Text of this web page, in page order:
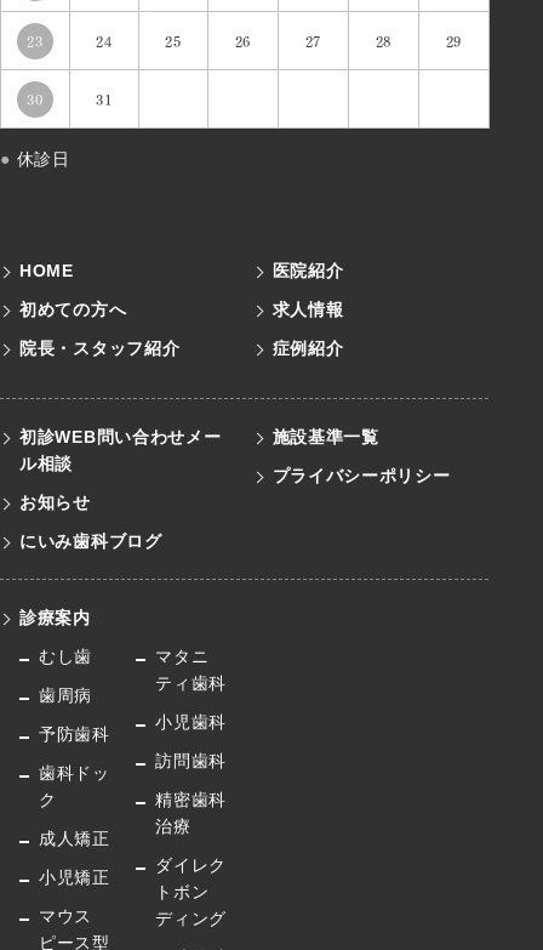
23 24 25 26 27 28 29
30 31
● 休診日
HOME
初めての方へ
院長・スタッフ紹介
医院紹介
求人情報
症例紹介
初診WEB問い合わせメー
ル相談
お知らせ
にいみ歯科ブログ
施設基準一覧
プライバシーポリシー
診療案内
むし歯
歯周病
予防歯科
歯科ドッ
ク
成人矯正
小児矯正
マウス
ピース型
マタニ
ティ歯科
小児歯科
訪問歯科
精密歯科
治療
ダイレク
トボン
ディング